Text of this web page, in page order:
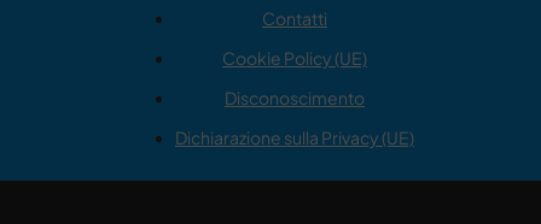
Contatti
Cookie Policy (UE)
Disconoscimento
Dichiarazione sulla Privacy (UE)